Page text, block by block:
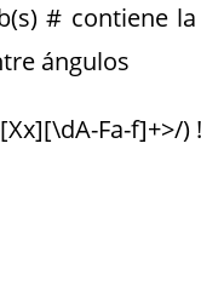
# contiene
ángulos
Fa-f]+>/)